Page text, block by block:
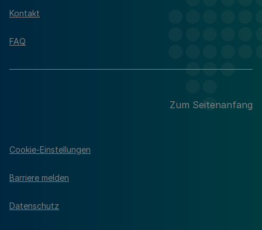
Kontakt
FAQ
Zum Seitenanfang
Cookie-Einstellungen
Barriere melden
Datenschutz